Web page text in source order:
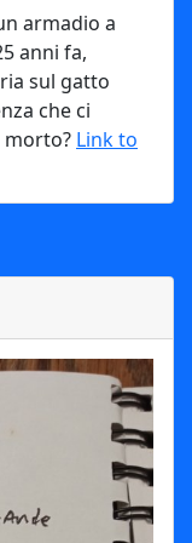
armadio a
anni fa,
sul gatto
che ci
morto? Link to